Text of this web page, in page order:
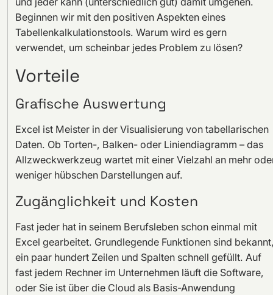
Beginnen wir mit den positiven Aspekten eines
Tabellenkalkulationstools. Warum wird es gern
verwendet, um scheinbar jedes Problem zu lösen?
Vorteile
Grafische Auswertung
Excel ist Meister in der Visualisierung von tabellarischen
Daten. Ob Torten-, Balken- oder Liniendiagramm – das
Allzweckwerkzeug wartet mit einer Vielzahl an mehr
weniger hübschen Darstellungen auf.
Zugänglichkeit und Kosten
Fast jeder hat in seinem Berufsleben schon einmal mit
Excel gearbeitet. Grundlegende Funktionen sind
ein paar hundert Zeilen und Spalten schnell gefüllt. Auf
fast jedem Rechner im Unternehmen läuft die Software,
oder Sie ist über die Cloud als Basis-Anwendung